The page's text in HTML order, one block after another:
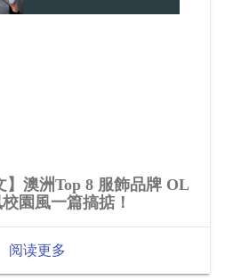
】澳洲Top 8 服飾品牌 OL
園風一篇搞掂！
阅读更多